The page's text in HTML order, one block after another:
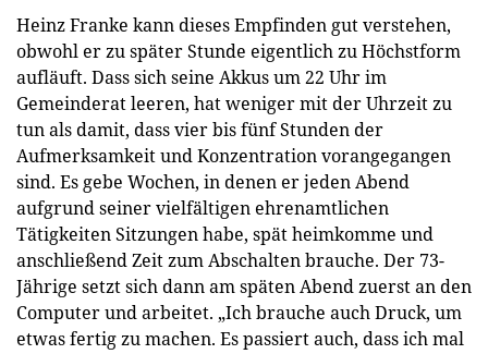
Heinz Franke kann dieses Empfinden gut verstehen,
obwohl er zu später Stunde eigentlich zu Höchstform
aufläuft. Dass sich seine Akkus um 22 Uhr im
Gemeinderat leeren, hat weniger mit der Uhrzeit zu
tun als damit, dass vier bis fünf Stunden der
Aufmerksamkeit und Konzentration vorangegangen
sind. Es gebe Wochen, in denen er jeden Abend
aufgrund seiner vielfältigen ehrenamtlichen
Tätigkeiten Sitzungen habe, spät heimkomme und
anschließend Zeit zum Abschalten brauche. Der 73-
Jährige setzt sich dann am späten Abend zuerst an den
Computer und arbeitet. „Ich brauche auch Druck, um
etwas fertig zu machen. Es passiert auch, dass ich mal